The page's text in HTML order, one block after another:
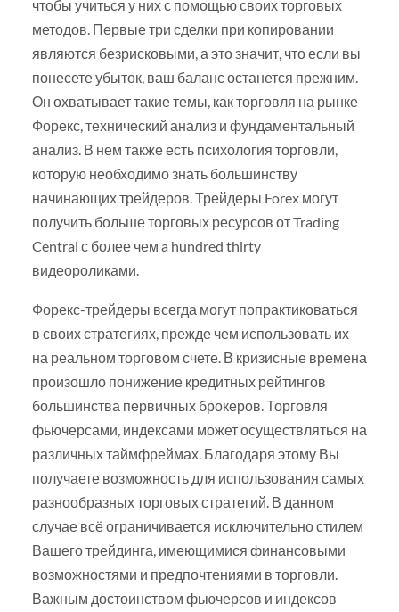
чтобы учиться у них с помощью своих торговых
методов. Первые три сделки при копировании
являются безрисковыми, а это значит, что если вы
понесете убыток, ваш баланс останется прежним.
Он охватывает такие темы, как торговля на рынке
Форекс, технический анализ и фундаментальный
анализ. В нем также есть психология торговли,
которую необходимо знать большинству
начинающих трейдеров. Трейдеры Forex могут
получить больше торговых ресурсов от Trading
Central с более чем a hundred thirty
видеороликами.
Форекс-трейдеры всегда могут попрактиковаться
в своих стратегиях, прежде чем использовать их
на реальном торговом счете. В кризисные времена
произошло понижение кредитных рейтингов
большинства первичных брокеров. Торговля
фьючерсами, индексами может осуществляться на
различных таймфреймах. Благодаря этому Вы
получаете возможность для использования самых
разнообразных торговых стратегий. В данном
случае всё ограничивается исключительно стилем
Вашего трейдинга, имеющимися финансовыми
возможностями и предпочтениями в торговли.
Важным достоинством фьючерсов и индексов